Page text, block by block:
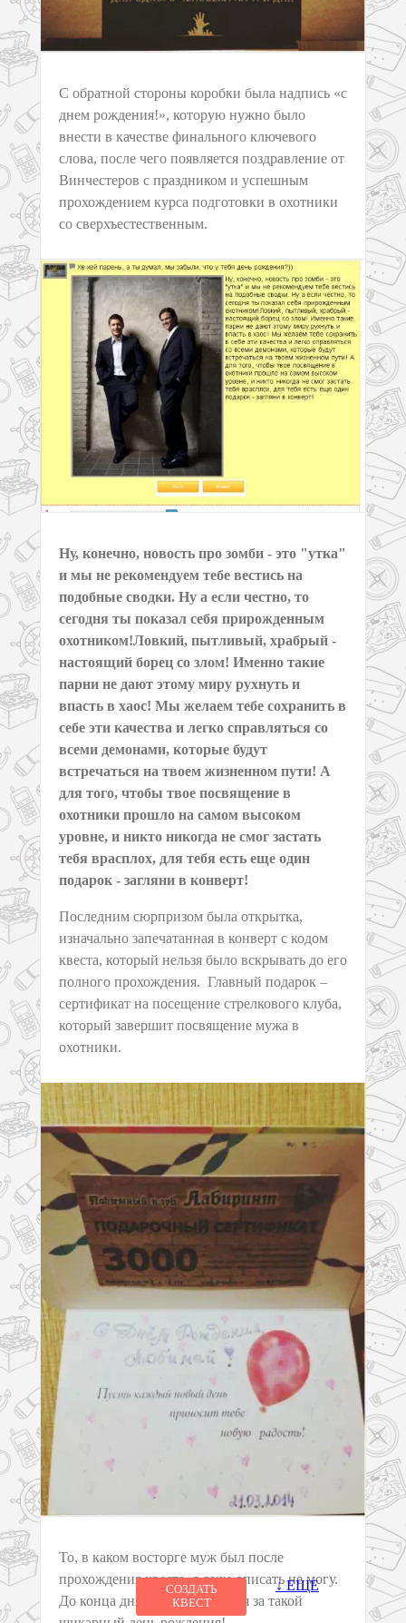
С обратной стороны коробки была надпись «с
днем рождения!», которую нужно было
внести в качестве финального ключевого
слова, после чего появляется поздравление от
Винчестеров с праздником и успешным
прохождением курса подготовки в охотники
со сверхъестественным.
Ну, конечно, новость про зомби - это "утка"
и мы не рекомендуем тебе вестись на
подобные сводки. Ну а если честно, то
сегодня ты показал себя прирожденным
охотником!Ловкий, пытливый, храбрый -
настоящий борец со злом! Именно такие
парни не дают этому миру рухнуть и
впасть в хаос! Мы желаем тебе сохранить в
себе эти качества и легко справляться со
всеми демонами, которые будут
встречаться на твоем жизненном пути! А
для того, чтобы твое посвящение в
охотники прошло на самом высоком
уровне, и никто никогда не смог застать
тебя врасплох, для тебя есть еще один
подарок - загляни в конверт!
Последним сюрпризом была открытка,
изначально запечатанная в конверт с кодом
квеста, который нельзя было вскрывать до его
полного прохождения. Главный подарок –
сертификат на посещение стрелкового клуба,
который завершит посвящение мужа в
охотники.
То, в каком восторге муж был после
прохождения квеста, я даже описать не могу.
До конца дня благодарил меня за такой
СОЗДАТЬ
КВЕСТ
↓ ЕЩЕ